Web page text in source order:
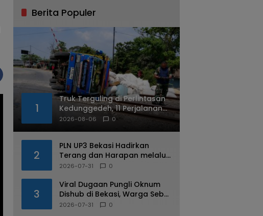
Berita Populer
1
Truk Terguling di Perlintasan
Kedunggedeh, 11 Perjalanan
Kereta Api Terdampak
2026-08-06 0
2
PLN UP3 Bekasi Hadirkan
Terang dan Harapan melalui
Program Light Up The Dream
2026-07-31 0
3
Viral Dugaan Pungli Oknum
Dishub di Bekasi, Warga Sebut
Praktik Diduga Sudah
2026-07-31 0